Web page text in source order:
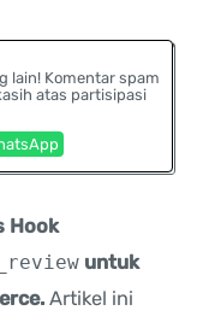
lain! Komentar spam
atas partisipasi
Hook
untuk
Artikel ini